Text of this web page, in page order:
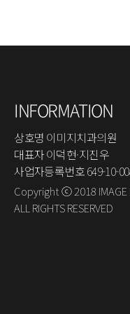
INFORMATION
상호명 이미지치과의원
대표자 이덕현·지진우
사업자등록번호 649-10-
Copyright ⓒ 2018 IMAGE
ALL RIGHTS RESERVED